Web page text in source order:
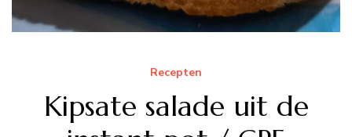
Recepten
Kipsate salade uit de